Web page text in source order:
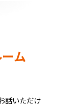
ム
話いただけ